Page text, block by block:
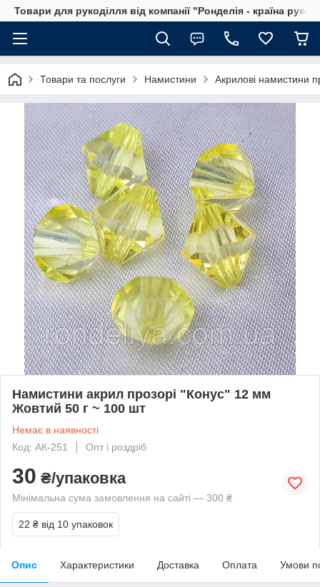
Товари для рукоділля від компанії "Ронделія - країна
Товари та послуги Намистини Акрилові намистини
Намистини акрил прозорі "Конус" 12 мм
Жовтий 50 г ~ 100 шт
Немає в наявності
Код: АК-251
Опт і роздріб
30 ₴/упаковка
Мінімальна сума замовлення на сайті — 300 ₴
22 ₴ від 10 упаковок
Опис Характеристики Доставка Оплата Умови